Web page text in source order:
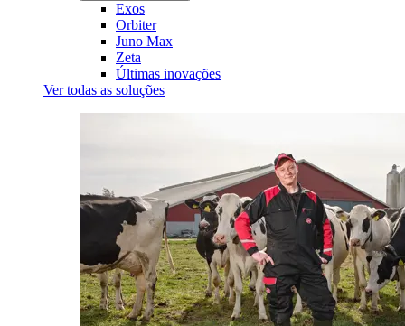
Exos
Orbiter
Juno Max
Zeta
Últimas inovações
Ver todas as soluções